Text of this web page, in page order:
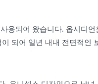
용되어 왔습니다. 옵시디
되어 일년 내내 전면적인